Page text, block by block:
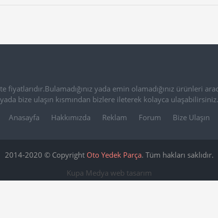
yada emin olamadığınız ürünleri
yada bize ulaşın kısmından bizlere ileterek kolayca ulaşabilirsiniz.
Anasayfa
Hakkımızda Reklam Forum Bize Ulaşın
2014-2020 © Copyright Oto Yedek Parça. Tüm hakları saklıdır.
Kupa Medya web tasarım